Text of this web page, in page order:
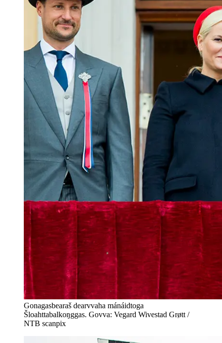
Gonagasbearaš dearvvaha mánáidtoga
Šloahttabalkoŋggas. Govva: Vegard Wivestad Grøtt /
NTB scanpix